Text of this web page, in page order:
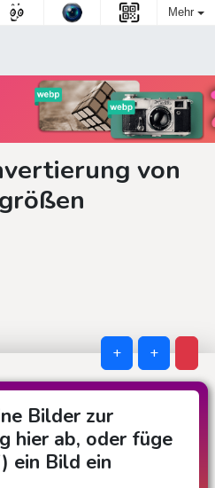
Mehr
von
+ +
Bilder zur
hier ab, oder füge
ein Bild ein